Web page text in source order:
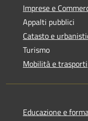
Imprese e
Appalti pubblici
Catasto e
Turismo
Mobilità e trasporti
Educazione e